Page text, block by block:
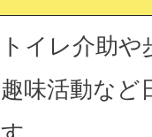
トイレ介助や
趣味活動など